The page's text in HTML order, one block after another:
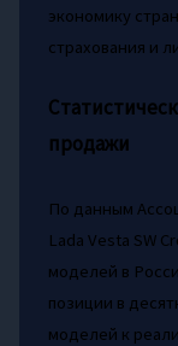
экономику
страхования и
продажи
По данным
Lada Vesta SW
моделей в
позиции в
моделей к